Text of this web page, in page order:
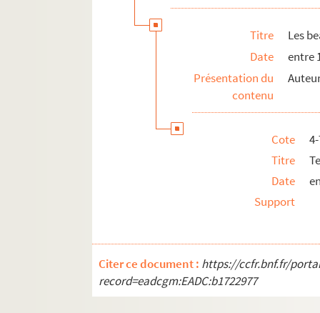
Bourrachon : comédie en 3 actes.
Le boute-en-train : comédie en 3
Le bouton de culotte : comédie-
La branche morte. 1920
La brebis : comédie en 2 actes. 1896
La bride sur le cou : comédie
La brouille : comédie en 3 actes. 1930
Brouillés depuis Wagram : comédie-
Cabotins : comédie en 4 actes. 1894
La cage aux folles. 1973
La cagnotte : comédie-vaudeville en
La camomille : comédie en 1 acte.
Titre
Les
Date
entre
Présentation du
contenu
Cote
Titre
Date
Support
Citer ce document : https://ccfr.bnf.fr/
record=eadcgm:EADC:b1722977